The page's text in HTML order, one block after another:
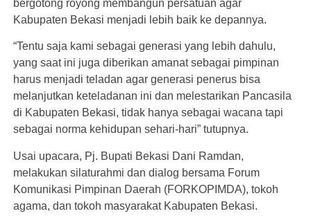
bergotong royong membangun persatuan agar
Kabupaten Bekasi menjadi lebih baik ke depannya.
“Tentu saja kami sebagai generasi yang lebih dahulu,
yang saat ini juga diberikan amanat sebagai pimpinan
harus menjadi teladan agar generasi penerus bisa
melanjutkan keteladanan ini dan melestarikan Pancasila
di Kabupaten Bekasi, tidak hanya sebagai wacana tapi
sebagai norma kehidupan sehari-hari” tutupnya.
Usai upacara, Pj. Bupati Bekasi Dani Ramdan,
melakukan silaturahmi dan dialog bersama Forum
Komunikasi Pimpinan Daerah (FORKOPIMDA), tokoh
agama, dan tokoh masyarakat Kabupaten Bekasi.